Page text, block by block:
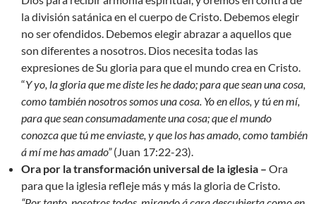
la división satánica en el cuerpo de Cristo. Debemos elegir
no ser ofendidos. Debemos elegir abrazar a aquellos que
son diferentes a nosotros. Dios necesita todas las
expresiones de Su gloria para que el mundo crea en Cristo.
“Y yo, la gloria que me diste les he dado; para que sean una cosa,
como también nosotros somos una cosa. Yo en ellos, y tú en mí,
para que sean consumadamente una cosa; que el mundo
conozca que tú me enviaste, y que los has amado, como también
á mí me has amado”(Juan 17:22-23).
Ora por la transformación universal de la iglesia – Ora
para que la iglesia refleje más y más la gloria de Cristo.